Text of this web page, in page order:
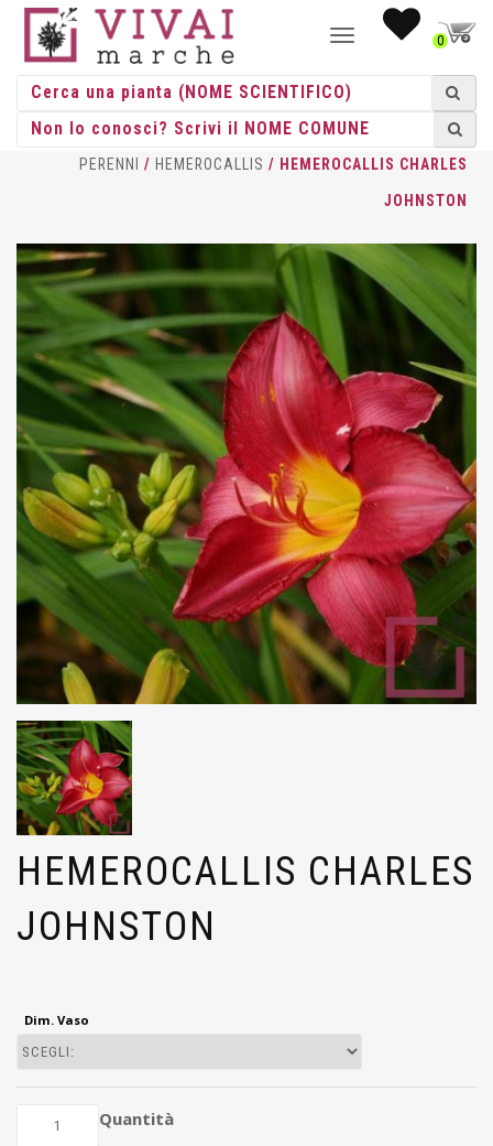
NAVIGAZIONE0
HOME/ ERBACEE ERBACEE
PERENNI / HEMEROCALLIS / HEMEROCALLIS CHARLES
JOHNSTON
HEMEROCALLIS CHARLES
JOHNSTON
Dim. Vaso
Quantità